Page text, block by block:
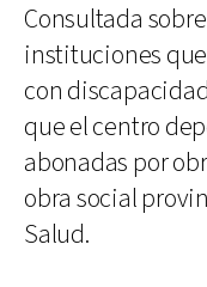
Consultada
instituciones
con
que el centro
abonadas por
obra social
Salud.